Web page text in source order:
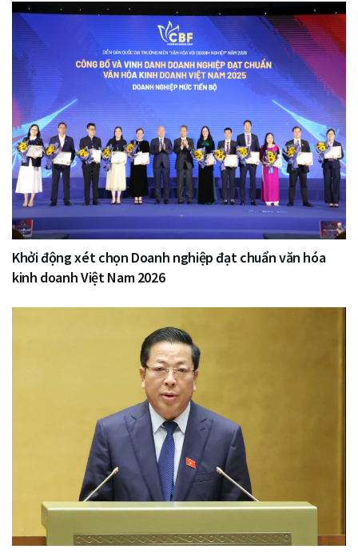
Khởi động xét chọn Doanh nghiệp đạt chuẩn văn hóa
kinh doanh Việt Nam 2026